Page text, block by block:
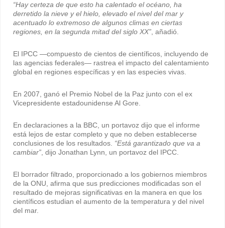
“Hay certeza de que esto ha calentado el océano, ha
derretido la nieve y el hielo, elevado el nivel del mar y
acentuado lo extremoso de algunos climas en ciertas
regiones, en la segunda mitad del siglo XX”, añadió.
El IPCC —compuesto de cientos de científicos, incluyendo de
las agencias federales— rastrea el impacto del calentamiento
global en regiones específicas y en las especies vivas.
En 2007, ganó el Premio Nobel de la Paz junto con el ex
Vicepresidente estadounidense Al Gore.
En declaraciones a la BBC, un portavoz dijo que el informe
está lejos de estar completo y que no deben establecerse
conclusiones de los resultados. “Está garantizado que va a
cambiar”, dijo Jonathan Lynn, un portavoz del IPCC.
El borrador filtrado, proporcionado a los gobiernos miembros
de la ONU, afirma que sus predicciones modificadas son el
resultado de mejoras significativas en la manera en que los
científicos estudian el aumento de la temperatura y del nivel
del mar.